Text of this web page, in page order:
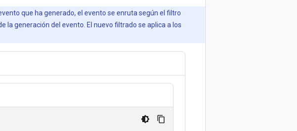
que ha generado, el evento se enruta según el filtro
la generación del evento. El nuevo filtrado se aplica a los